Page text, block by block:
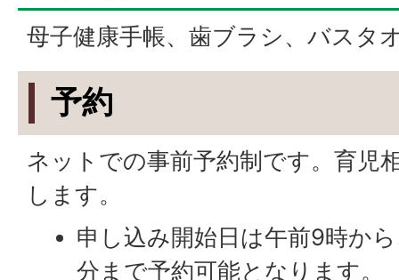
母子健康手帳、歯ブラシ、バスタ
予約
ネットでの事前予約制です。育児
します。
申し込み開始日は午前9時か
分まで予約可能となります。